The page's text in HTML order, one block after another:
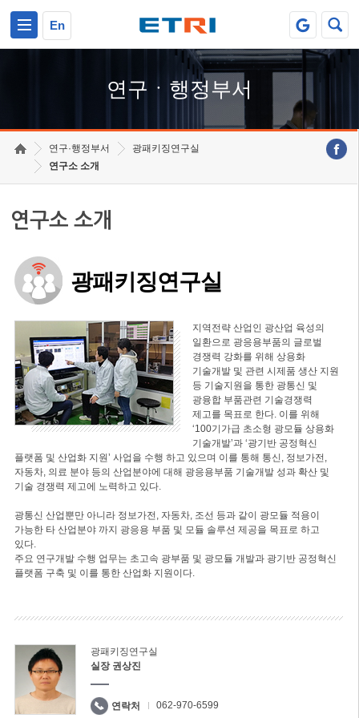
En
연구ㆍ행정부서
연구·행정부서
광패키징연구실
연구소 소개
연구소 소개
광패키징연구실
지역전략 산업인 광산업 육성의
일환으로 광응용부품의 글로벌
경쟁력 강화를 위해 상용화
기술개발 및 관련 시제품 생산 지원
등 기술지원을 통한 광통신 및
광융합 부품관련 기술경쟁력
제고를 목표로 한다. 이를 위해
‘100기가급 초소형 광모듈 상용화
기술개발’과 ‘광기반 공정혁신
플랫폼 및 산업화 지원’ 사업을 수행 하고 있으며 이를 통해 통신, 정보가전,
자동차, 의료 분야 등의 산업분야에 대해 광응용부품 기술개발 성과 확산 및
기술 경쟁력 제고에 노력하고 있다.
광통신 산업뿐만 아니라 정보가전, 자동차, 조선 등과 같이 광모듈 적용이
가능한 타 산업분야 까지 광응용 부품 및 모듈 솔루션 제공을 목표로 하고
있다.
주요 연구개발 수행 업무는 초고속 광부품 및 광모듈 개발과 광기반 공정혁신
플랫폼 구축 및 이를 통한 산업화 지원이다.
광패키징연구실
실장 권상진
연락처 062-970-6599